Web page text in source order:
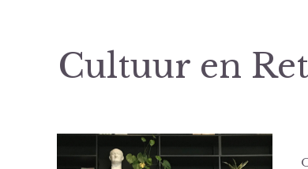
Cultuur en